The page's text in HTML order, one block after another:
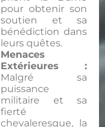
pour obtenir son
soutien et sa
bénédiction dans
leurs quêtes.
Menaces
Extérieures :
Malgré sa
puissance
militaire et sa
fierté
chevaleresque, la